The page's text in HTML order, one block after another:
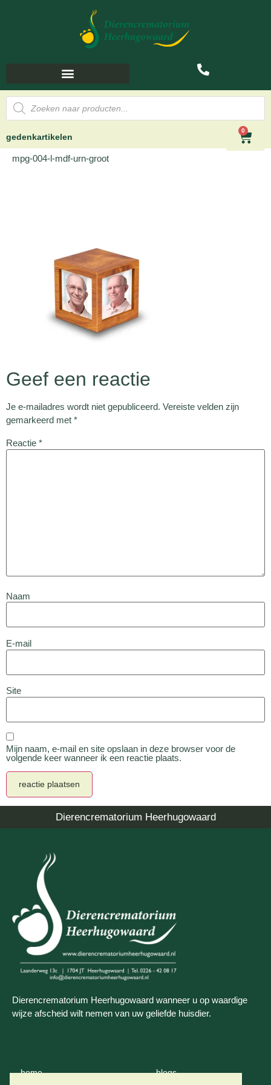
gedenkartikelen
0
mpg-004-l-mdf-urn-groot
Geef een reactie
Je e-mailadres wordt niet gepubliceerd. Vereiste velden zijn
gemarkeerd met *
Reactie *
Naam
E-mail
Site
Mijn naam, e-mail en site opslaan in deze browser voor de
volgende keer wanneer ik een reactie plaats.
Dierencrematorium Heerhugowaard
Dierencrematorium Heerhugowaard wanneer u op waardige
wijze afscheid wilt nemen van uw geliefde huisdier.
home blogs